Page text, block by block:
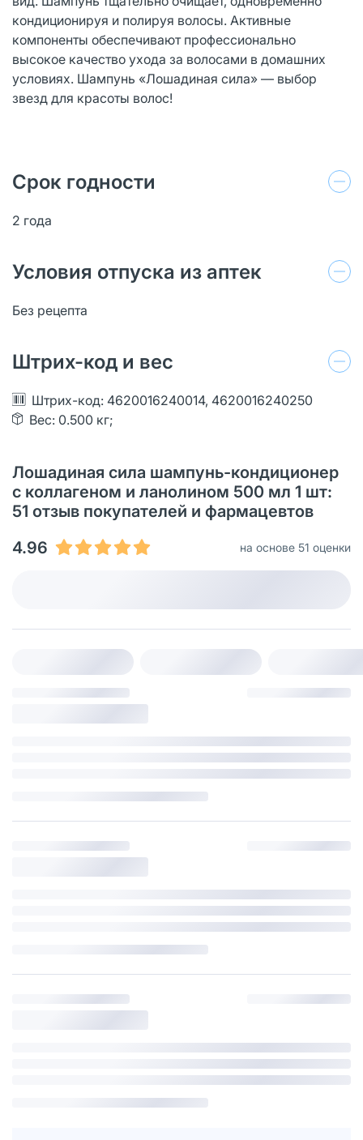
кондиционируя и полируя волосы. Активные
компоненты обеспечивают профессионально
высокое качество ухода за волосами в домашних
условиях. Шампунь «Лошадиная сила» — выбор
звезд для красоты волос!
Срок годности
2 года
Условия отпуска из аптек
Без рецепта
Штрих-код и вес
Штрих-код: 4620016240014, 4620016240250
Вес: 0.500 кг;
Лошадиная сила шампунь-кондиционер
с коллагеном и ланолином 500 мл 1 шт:
51 oтзыв покупателей и фармацевтов
4.96
на основе 51 оценки